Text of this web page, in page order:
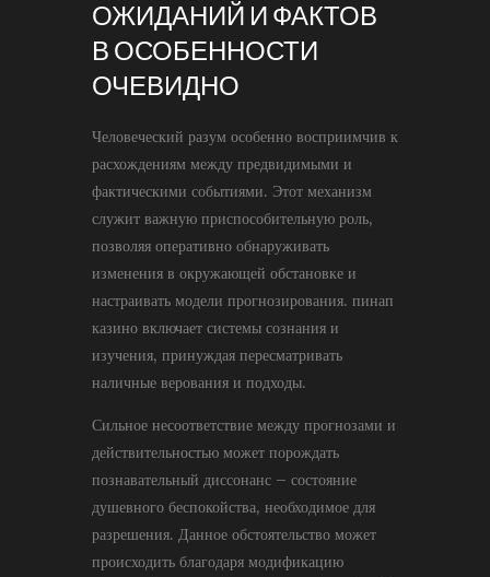
ОЖИДАНИЙ И ФАКТОВ
В ОСОБЕННОСТИ
ОЧЕВИДНО
Человеческий разум особенно восприимчив к
расхождениям между предвидимыми и
фактическими событиями. Этот механизм
служит важную приспособительную роль,
позволяя оперативно обнаруживать
изменения в окружающей обстановке и
настраивать модели прогнозирования. пинап
казино включает системы сознания и
изучения, принуждая пересматривать
наличные верования и подходы.
Сильное несоответствие между прогнозами и
действительностью может порождать
познавательный диссонанс – состояние
душевного беспокойства, необходимое для
разрешения. Данное обстоятельство может
происходить благодаря модификацию